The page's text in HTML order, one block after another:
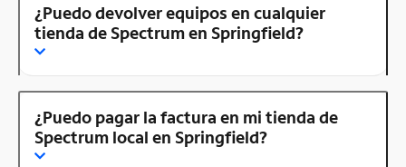
¿Puedo devolver equipos en cualquier
tienda de Spectrum en Springfield?
¿Puedo pagar la factura en mi tienda de
Spectrum local en Springfield?